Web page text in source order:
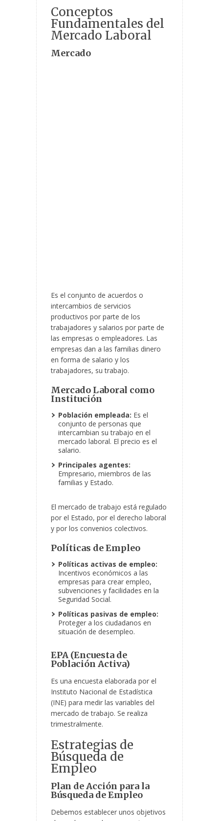
Conceptos
Fundamentales del
Mercado Laboral
Mercado
Es el conjunto de acuerdos o
intercambios de servicios
productivos por parte de los
trabajadores y salarios por parte de
las empresas o empleadores. Las
empresas dan a las familias dinero
en forma de salario y los
trabajadores, su trabajo.
Mercado Laboral como
Institución
Población empleada: Es el
conjunto de personas que
intercambian su trabajo en el
mercado laboral. El precio es el
salario.
Principales agentes:
Empresario, miembros de las
familias y Estado.
El mercado de trabajo está regulado
por el Estado, por el derecho laboral
y por los convenios colectivos.
Políticas de Empleo
Políticas activas de empleo:
Incentivos económicos a las
empresas para crear empleo,
subvenciones y facilidades en la
Seguridad Social.
Políticas pasivas de empleo:
Proteger a los ciudadanos en
situación de desempleo.
EPA (Encuesta de
Población Activa)
Es una encuesta elaborada por el
Instituto Nacional de Estadística
(INE) para medir las variables del
mercado de trabajo. Se realiza
trimestralmente.
Estrategias de
Búsqueda de
Empleo
Plan de Acción para la
Búsqueda de Empleo
Debemos establecer unos objetivos